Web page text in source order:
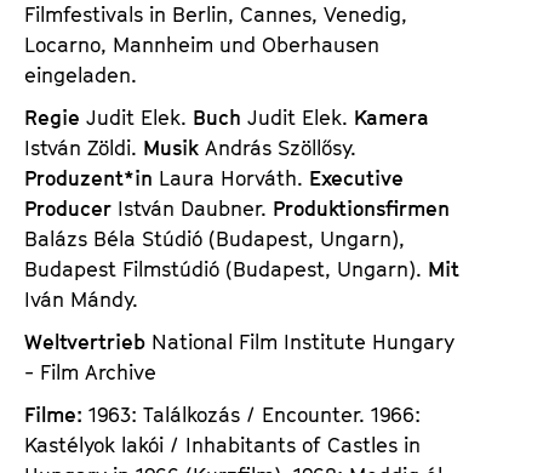
Filmfestivals in Berlin, Cannes, Venedig,
Locarno, Mannheim und Oberhausen
eingeladen.
Regie Judit Elek. Buch Judit Elek. Kamera
István Zöldi. Musik András Szöllősy.
Produzent*in Laura Horváth. Executive
Producer István Daubner. Produktionsfirmen
Balázs Béla Stúdió (Budapest, Ungarn),
Budapest Filmstúdió (Budapest, Ungarn). Mit
Iván Mándy.
Weltvertrieb National Film Institute Hungary
- Film Archive
Filme: 1963: Találkozás / Encounter. 1966:
Kastélyok lakói / Inhabitants of Castles in